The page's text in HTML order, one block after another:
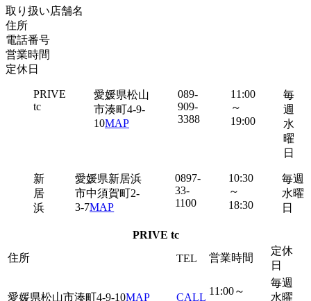
取り扱い店舗名
住所
電話番号
営業時間
定休日
PRIVE
tc
愛媛県松山
市湊町4-9-
10MAP
089-
909-
3388
11:00
～
19:00
毎
週
水
曜
日
新
居
浜
愛媛県新居浜
市中須賀町2-
3-7MAP
0897-
33-
1100
10:30
～
18:30
毎週
水曜
日
PRIVE tc
住所
TEL 営業時間
定休
日
愛媛県松山市湊町4-9-10MAP CALL
11:00～
毎週
水曜